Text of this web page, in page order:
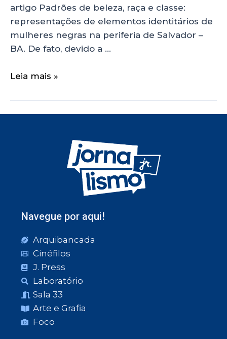
artigo Padrões de beleza, raça e classe:
representações de elementos identitários de
mulheres negras na periferia de Salvador –
BA. De fato, devido a …
Leia mais »
Navegue por aqui!
Arquibancada
Cinéfilos
J. Press
Laboratório
Sala 33
Arte e Grafia
Foco